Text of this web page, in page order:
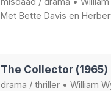
Met Bette Davis en
The Collector (1965)
drama / thriller • William